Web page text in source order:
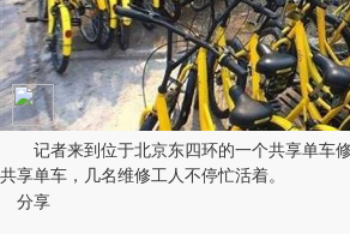
记者来到位于北京东四环的一个共享单车修
共享单车，几名维修工人不停忙活着。
分享